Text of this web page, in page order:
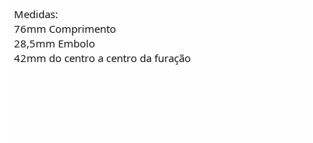
ó
p
i
c
Medidas:
76mm Comprimento
28,5mm Embolo
42mm do centro a centro da furação